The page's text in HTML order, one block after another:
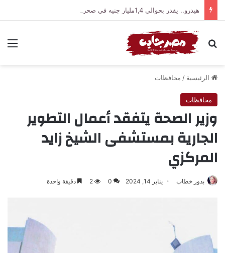
بحث عن
الرئيسية / محافظات
محافظات
وزير الصحة يتفقد أعمال التطوير
الجارية بمستشفى الشيخ زايد
المركزي
بدور خطاب يناير 14, 2024 0
2 دقيقة واحدة